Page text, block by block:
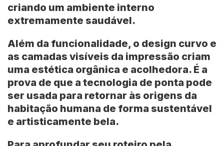
criando um ambiente interno
extremamente saudável.
Além da funcionalidade, o design curvo e
as camadas visíveis da impressão criam
uma estética orgânica e acolhedora. É a
prova de que a tecnologia de ponta pode
ser usada para retornar às origens da
habitação humana de forma sustentável
e artisticamente bela.